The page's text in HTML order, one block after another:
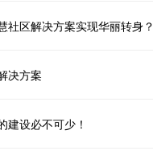
社区解决方案实现华丽转身？
决方案
建设必不可少！